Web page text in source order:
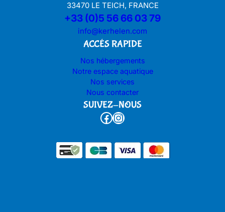
33470 LE TEICH, FRANCE
+33 (0)5 56 66 03 79
info@kerhelen.com
ACCÉS RAPIDE
Nos hébergements
Notre espace aquatique
Nos services
Nous contacter
SUIVEZ-NOUS
Facebook Instagram